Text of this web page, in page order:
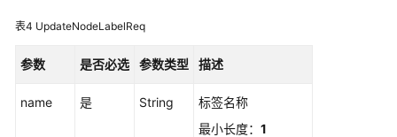
表4 UpdateNodeLabelReq
参数 是否必选 参数类型 描述
name 是 String
标签名称
最小长度： 1